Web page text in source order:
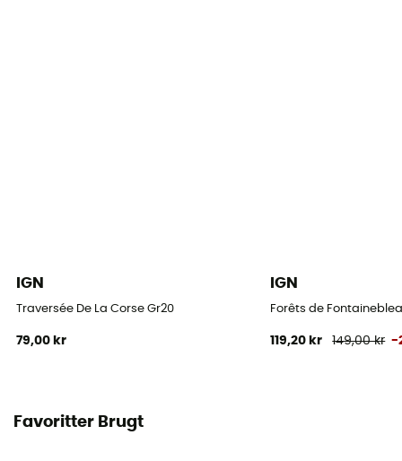
IGN
Traversée De La Corse Gr20
79,00 kr
IGN
Forêts de
119,20 kr 149,00 kr -
Favoritter Brugt